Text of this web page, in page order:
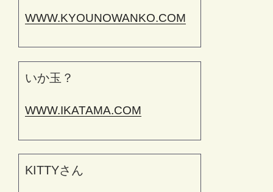
WWW.KYOUNOWANKO.COM
いか玉？
WWW.IKATAMA.COM
KITTYさん